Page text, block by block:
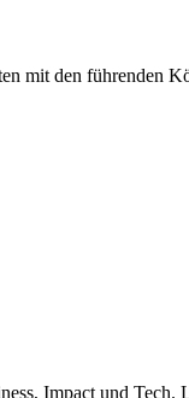
mit den führenden
Impact und Tech.